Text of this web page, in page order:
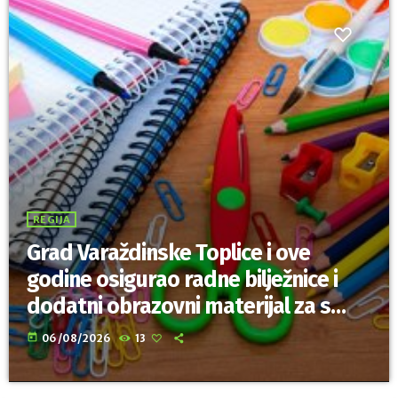
REGIJA
Grad Varaždinske Toplice i ove
godine osigurao radne bilježnice i
dodatni obrazovni materijal za sve
osnovnoškolce
today 06/08/2026 13